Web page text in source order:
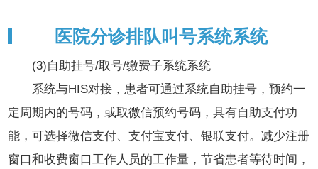
医院分诊排队叫号系统系统
(3)自助挂号/取号/缴费子系统系统
系统与HIS对接，患者可通过系统自助挂号，预约一
定周期内的号码，或取微信预约号码，具有自助支付功
能，可选择微信支付、支付宝支付、银联支付。减少注册
窗口和收费窗口工作人员的工作量，节省患者等待时间，